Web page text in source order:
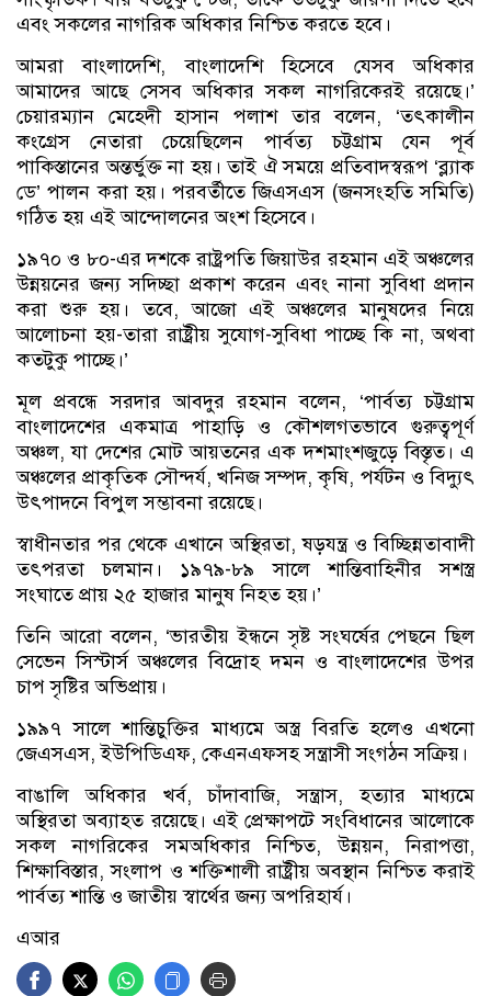
এবং সকলের নাগরিক অধিকার নিশ্চিত করতে হবে।
আমরা বাংলাদেশি, বাংলাদেশি হিসেবে যেসব অধিকার
আমাদের আছে সেসব অধিকার সকল নাগরিকেরই রয়েছে।’
চেয়ারম্যান মেহেদী হাসান পলাশ তার বলেন, ‘তৎকালীন
কংগ্রেস নেতারা চেয়েছিলেন পার্বত্য চট্টগ্রাম যেন পূর্ব
পাকিস্তানের অন্তর্ভুক্ত না হয়। তাই ঐ সময়ে প্রতিবাদস্বরূপ ‘ব্ল্যাক
ডে’ পালন করা হয়। পরবর্তীতে জিএসএস (জনসংহতি সমিতি)
গঠিত হয় এই আন্দোলনের অংশ হিসেবে।
১৯৭০ ও ৮০-এর দশকে রাষ্ট্রপতি জিয়াউর রহমান এই অঞ্চলের
উন্নয়নের জন্য সদিচ্ছা প্রকাশ করেন এবং নানা সুবিধা প্রদান
করা শুরু হয়। তবে, আজো এই অঞ্চলের মানুষদের নিয়ে
আলোচনা হয়-তারা রাষ্ট্রীয় সুযোগ-সুবিধা পাচ্ছে কি না, অথবা
কতটুকু পাচ্ছে।’
মূল প্রবন্ধে সরদার আবদুর রহমান বলেন, ‘পার্বত্য চট্টগ্রাম
বাংলাদেশের একমাত্র পাহাড়ি ও কৌশলগতভাবে গুরুত্বপূর্ণ
অঞ্চল, যা দেশের মোট আয়তনের এক দশমাংশজুড়ে বিস্তৃত। এ
অঞ্চলের প্রাকৃতিক সৌন্দর্য, খনিজ সম্পদ, কৃষি, পর্যটন ও বিদ্যুৎ
উৎপাদনে বিপুল সম্ভাবনা রয়েছে।
স্বাধীনতার পর থেকে এখানে অস্থিরতা, ষড়যন্ত্র ও বিচ্ছিন্নতাবাদী
তৎপরতা চলমান। ১৯৭৯-৮৯ সালে শান্তিবাহিনীর সশস্ত্র
সংঘাতে প্রায় ২৫ হাজার মানুষ নিহত হয়।’
তিনি আরো বলেন, ‘ভারতীয় ইন্ধনে সৃষ্ট সংঘর্ষের পেছনে ছিল
সেভেন সিস্টার্স অঞ্চলের বিদ্রোহ দমন ও বাংলাদেশের উপর
চাপ সৃষ্টির অভিপ্রায়।
১৯৯৭ সালে শান্তিচুক্তির মাধ্যমে অস্ত্র বিরতি হলেও এখনো
জেএসএস, ইউপিডিএফ, কেএনএফসহ সন্ত্রাসী সংগঠন সক্রিয়।
বাঙালি অধিকার খর্ব, চাঁদাবাজি, সন্ত্রাস, হত্যার মাধ্যমে
অস্থিরতা অব্যাহত রয়েছে। এই প্রেক্ষাপটে সংবিধানের আলোকে
সকল নাগরিকের সমঅধিকার নিশ্চিত, উন্নয়ন, নিরাপত্তা,
শিক্ষাবিস্তার, সংলাপ ও শক্তিশালী রাষ্ট্রীয় অবস্থান নিশ্চিত করাই
পার্বত্য শান্তি ও জাতীয় স্বার্থের জন্য অপরিহার্য।
এআর